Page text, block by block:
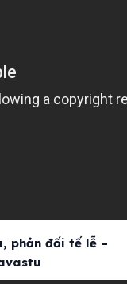
phản đối tế lễ –